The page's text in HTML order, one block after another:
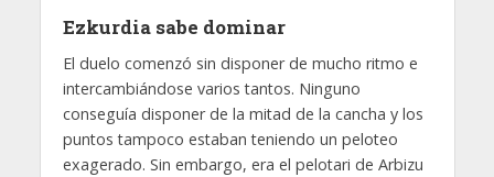
Ezkurdia sabe dominar
El duelo comenzó sin disponer de mucho ritmo e
intercambiándose varios tantos. Ninguno
conseguía disponer de la mitad de la cancha y los
puntos tampoco estaban teniendo un peloteo
exagerado. Sin embargo, era el pelotari de Arbizu